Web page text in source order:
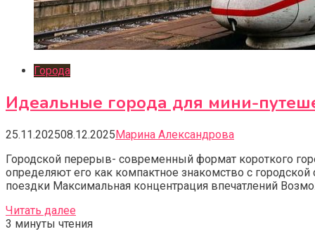
Города
Идеальные города для мини-
25.11.202508.12.2025Марина Александрова
Городской перерыв- современный формат короткого
определяют его как компактное знакомство с
поездки Максимальная концентрация впечатлений
Читать далее
3 минуты чтения